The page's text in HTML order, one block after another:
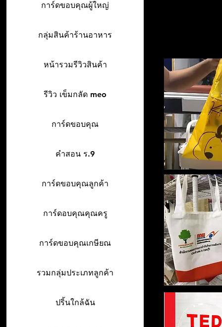
การ์ดขอบคุณผู้ใหญ่
กลุ่มสินค้าร้านอาหาร
หน้ารวมรีวิวสินค้า
รีวิว เข็มกลัด meo
การ์ดขอบคุณ
คำสอน ร.9
การ์ดขอบคุณลูกค้า
การ์ดอบคุณคุณครู
การ์ดขอบคุณเกษียณ
รวมกลุ่มประเภทลูกค้า
ปริ้นใกล้ฉัน